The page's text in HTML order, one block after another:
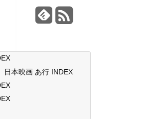
日本映画 あ行 INDEX